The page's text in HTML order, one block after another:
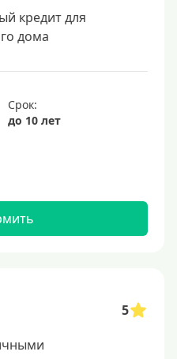
кредит для
дома
Срок:
до 10 лет
5